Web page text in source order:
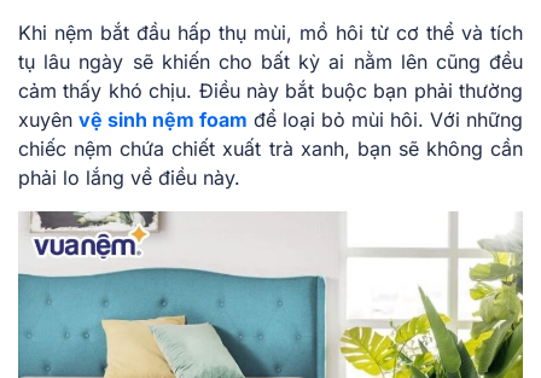
Khi nệm bắt đầu hấp thụ mùi, mồ hôi từ cơ thể và tích
tụ lâu ngày sẽ khiến cho bất kỳ ai nằm lên cũng đều
cảm thấy khó chịu. Điều này bắt buộc bạn phải thường
xuyên vệ sinh nệm foam để loại bỏ mùi hôi. Với những
chiếc nệm chứa chiết xuất trà xanh, bạn sẽ không cần
phải lo lắng về điều này.